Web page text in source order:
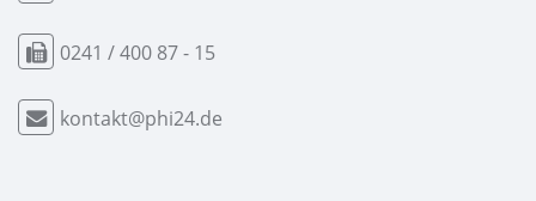
0241 / 400 87 - 15
kontakt@phi24.de